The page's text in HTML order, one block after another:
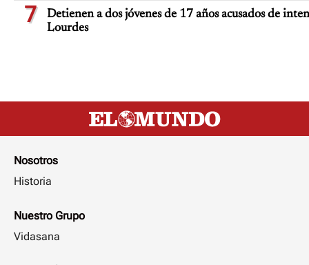
7
Detienen a dos jóvenes de 17 años acusados de
Lourdes
Nosotros
Historia
Nuestro Grupo
Vidasana